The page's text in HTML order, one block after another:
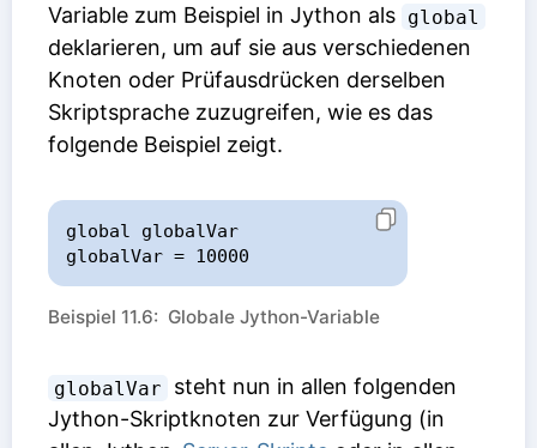
Variable zum Beispiel in Jython als global
deklarieren, um auf sie aus verschiedenen
Knoten oder Prüfausdrücken derselben
Skriptsprache zuzugreifen, wie es das
folgende Beispiel zeigt.
global globalVar
globalVar = 10000
Beispiel 11.6: Globale Jython-Variable
globalVar
steht nun in allen folgenden
Jython-Skriptknoten zur Verfügung (in